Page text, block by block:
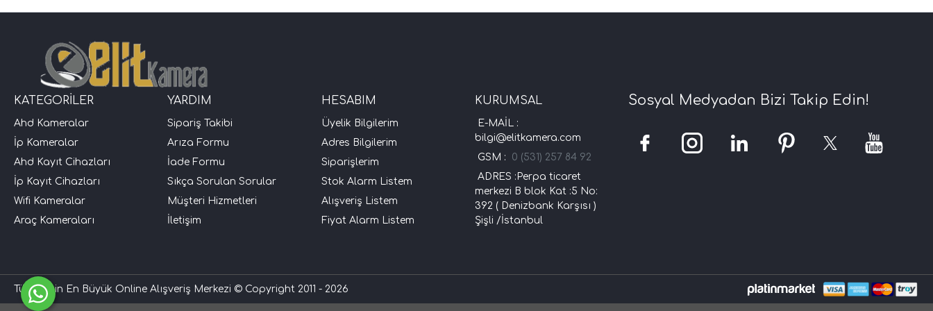
KATEGORİLER
Ahd Kameralar
İp Kameralar
Ahd Kayıt Cihazları
İp Kayıt Cihazları
Wifi Kameralar
Araç Kameraları
YARDIM
Sipariş Takibi
Arıza Formu
İade Formu
Sıkça Sorulan Sorular
Müşteri Hizmetleri
İletişim
HESABIM
Üyelik Bilgilerim
Adres Bilgilerim
Siparişlerim
Stok Alarm Listem
Alışveriş Listem
Fiyat Alarm Listem
KURUMSAL
E-MAİL :
bilgi@elitkamera.com
GSM : 0 (531) 257 84 92
ADRES :Perpa ticaret
merkezi B blok Kat :5 No:
392 ( Denizbank Karşısı )
Şişli /İstanbul
Sosyal Medyadan Bizi Takip Edin!
Türkiye'nin En Büyük Online Alışveriş Merkezi © Copyright 2011 - 2026